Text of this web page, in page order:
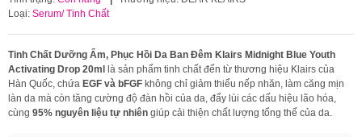
Loại: Serum/ Tinh Chất
Tinh Chất Dưỡng Ẩm, Phục Hồi Da Ban Đêm Klairs Midnight Blue Youth
Activating Drop 20ml là sản phẩm tinh chất đến từ thương hiệu Klairs của
Hàn Quốc, chứa EGF và bFGF không chỉ giảm thiểu nếp nhăn, làm căng mịn
làn da mà còn tăng cường độ đàn hồi của da, đẩy lùi các dấu hiệu lão hóa,
cùng 95% nguyên liệu tự nhiên giúp cải thiện chất lượng tổng thể của da.